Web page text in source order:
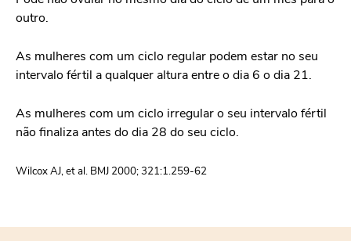
outro.
As mulheres com um ciclo regular podem estar no seu
intervalo fértil a qualquer altura entre o dia 6 o dia 21.
As mulheres com um ciclo irregular o seu intervalo fértil
não finaliza antes do dia 28 do seu ciclo.
Wilcox AJ, et al. BMJ 2000; 321:1.259-62